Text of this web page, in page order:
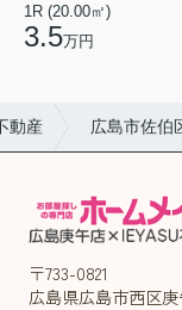
1R (20.00㎡)
3.5万円
動産 広島市佐伯
〒733-0821
広島県広島市西区